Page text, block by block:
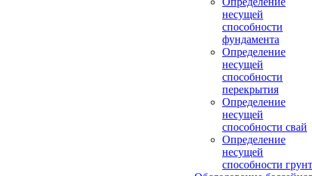
несущей
способности
фундамента
Определение
несущей
способности
перекрытия
Определение
несущей
способности свай
Определение
несущей
способности